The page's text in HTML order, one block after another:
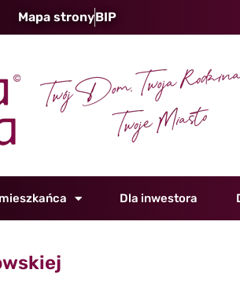
Mapa stronyBIP
Dla inwestora